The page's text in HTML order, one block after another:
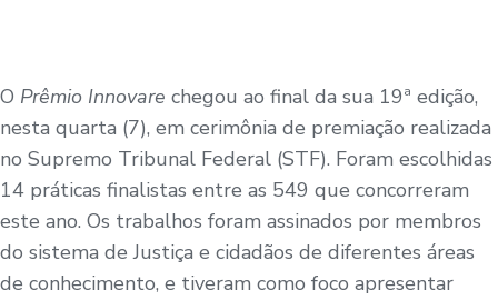
O Prêmio Innovare chegou ao final da sua 19ª edição,
nesta quarta (7), em cerimônia de premiação realizada
no Supremo Tribunal Federal (STF). Foram escolhidas
14 práticas finalistas entre as 549 que concorreram
este ano. Os trabalhos foram assinados por membros
do sistema de Justiça e cidadãos de diferentes áreas
de conhecimento, e tiveram como foco apresentar